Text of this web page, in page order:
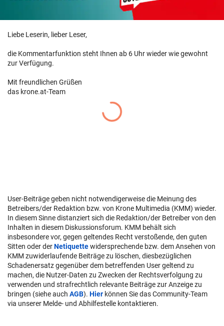
Liebe Leserin, lieber Leser,
die Kommentarfunktion steht Ihnen ab 6 Uhr wieder wie gewohnt
zur Verfügung.
Mit freundlichen Grüßen
das krone.at-Team
User-Beiträge geben nicht notwendigerweise die Meinung des
Betreibers/der Redaktion bzw. von Krone Multimedia (KMM) wieder.
In diesem Sinne distanziert sich die Redaktion/der Betreiber von den
Inhalten in diesem Diskussionsforum. KMM behält sich
insbesondere vor, gegen geltendes Recht verstoßende, den guten
Sitten oder derNetiquettewidersprechende bzw. dem Ansehen von
KMM zuwiderlaufende Beiträge zu löschen, diesbezüglichen
Schadenersatz gegenüber dem betreffenden User geltend zu
machen, die Nutzer-Daten zu Zwecken der Rechtsverfolgung zu
verwenden und strafrechtlich relevante Beiträge zur Anzeige zu
bringen (siehe auch AGB). Hier können Sie das Community-Team
via unserer Melde- und Abhilfestelle kontaktieren.